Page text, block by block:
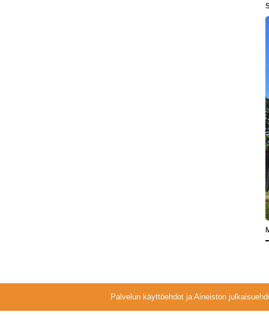
Palvelun käyttöehdot ja Aineiston